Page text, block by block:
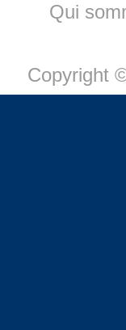
Qui
Copyright